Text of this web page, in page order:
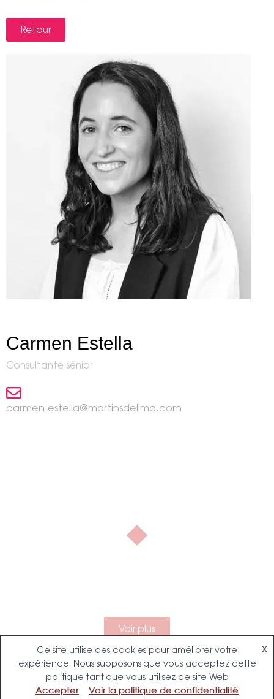
Retour
Carmen Estella
Consultante sénior
carmen.estella@martinsdelima.com
Voir plus
Ce site utilise des cookies pour améliorer votre
expérience. Nous supposons que vous acceptez cette
politique tant que vous utilisez ce site Web
X
Accepter Voir la politique de confidentialité